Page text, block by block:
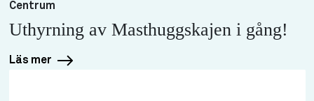
Centrum
Uthyrning av Masthuggskajen i gång!
Läs mer